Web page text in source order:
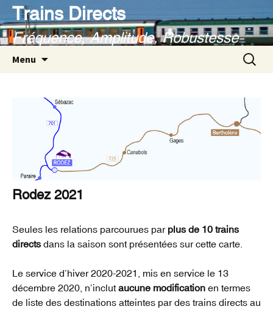
Aller
au
contenu
Trains Directs
Fréquence, Amplitude, Robustesse
Menu
Rodez 2021
Seules les relations parcourues par plus de 10 trains
directs dans la saison sont présentées sur cette carte.
Le service d’hiver 2020-2021, mis en service le 13
décembre 2020, n’inclutaucune modification en termes
de liste des destinations atteintes par des trains directs au